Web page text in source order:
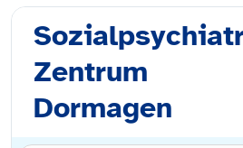
Zentrum
Dormagen